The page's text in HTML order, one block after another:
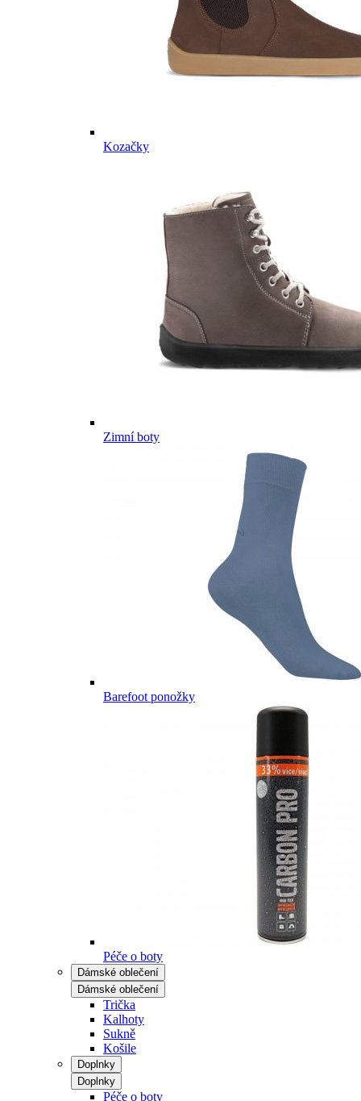
Kozačky
Zimní boty
Barefoot ponožky
Péče o boty
Dámské oblečení
Dámské oblečení
Trička
Kalhoty
Sukně
Košile
Doplnky
Doplnky
Péče o boty